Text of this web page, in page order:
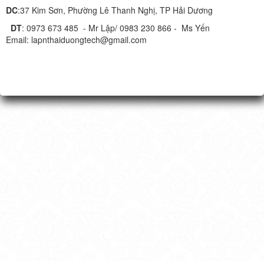
DC:37 Kim Sơn, Phường Lê Thanh Nghị, TP Hải Dương
DT: 0973 673 485 - Mr Lập/ 0983 230 866 - Ms Yến
Email: lapnthaiduongtech@gmail.com